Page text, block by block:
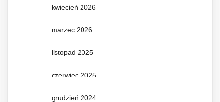
kwiecień 2026
marzec 2026
listopad 2025
czerwiec 2025
grudzień 2024